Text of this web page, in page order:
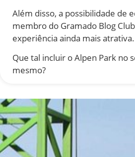
Além disso, a possibilidade de
membro do Gramado Blog
experiência ainda mais atrativa.
Que tal incluir o Alpen Park no
mesmo?